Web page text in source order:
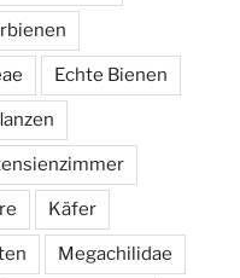
Echte Bienen
Käfer
Megachilidae